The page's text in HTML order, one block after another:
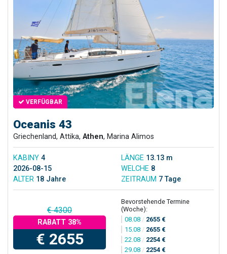
VERFÜGBAR
Oceanis 43
Griechenland, Attika, Athen, Marina Alimos
KABINY 4 LÄNGE 13.13 m
2026-08-15
WELCHE 8
ALTER 18 Jahre ZEITRAUM 7 Tage
€ 4300
RABATT 38%
€ 2655
Bevorstehende Termine
(Woche):
08.08 / 2655 €
15.08 / 2655 €
22.08 / 2254 €
29.08 / 2254 €